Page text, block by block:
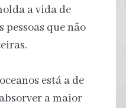
a vida de
pessoas que não
está a de
a maior